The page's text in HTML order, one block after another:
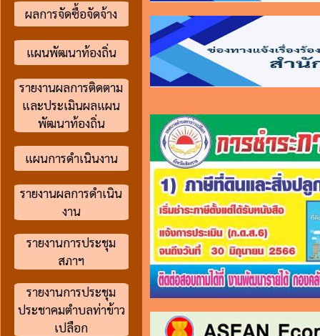
ผลการจัดซื้อจัดจ้าง
แผนพัฒนาท้องถิ่น
รายงานผลการติดตาม
และประเมินผลแผน
พัฒนาท้องถิ่น
แผนการดำเนินงาน
รายงานผลการดำเนิน
งาน
รายงานการประชุม
สภาฯ
รายงานการประชุม
ประชาคมตำบลท่าข้าว
เปลือก